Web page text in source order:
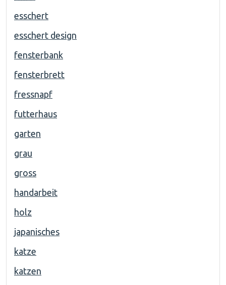
esschert
esschert design
fensterbank
fensterbrett
fressnapf
futterhaus
garten
grau
gross
handarbeit
holz
japanisches
katze
katzen